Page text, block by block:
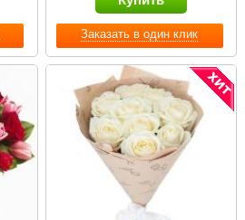
Заказать в один клик